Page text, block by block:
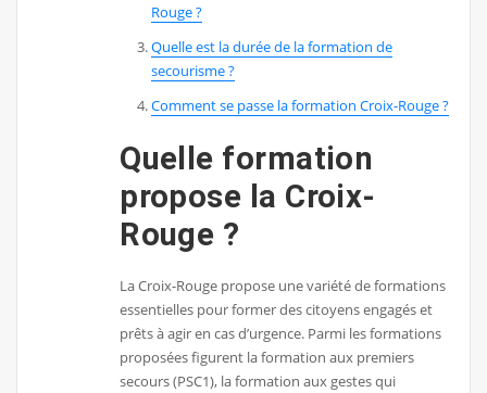
Rouge ?
Quelle est la durée de la formation de
secourisme ?
Comment se passe la formation Croix-Rouge ?
Quelle formation
propose la Croix-
Rouge ?
La Croix-Rouge propose une variété de formations
essentielles pour former des citoyens engagés et
prêts à agir en cas d’urgence. Parmi les formations
proposées figurent la formation aux premiers
secours (PSC1), la formation aux gestes qui